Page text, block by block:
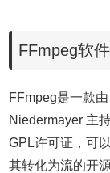
FFmpeg软
FFmpeg是一款
Niedermayer 主
GPL许可证，可
其转化为流的开